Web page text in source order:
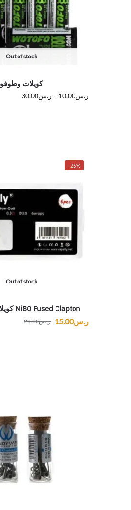
Out of stock
كويلات وطوفو
ر.س10.00
– ر.س30.00
-25%
Out of stock
Ni80 Fused Clapton كويلات فيب فلاي
ر.س20.00 ر.س15.00